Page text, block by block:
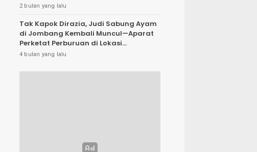
2 bulan yang lalu
Tak Kapok Dirazia, Judi Sabung Ayam
di Jombang Kembali Muncul—Aparat
Perketat Perburuan di Lokasi
Tersembunyi
4 bulan yang lalu